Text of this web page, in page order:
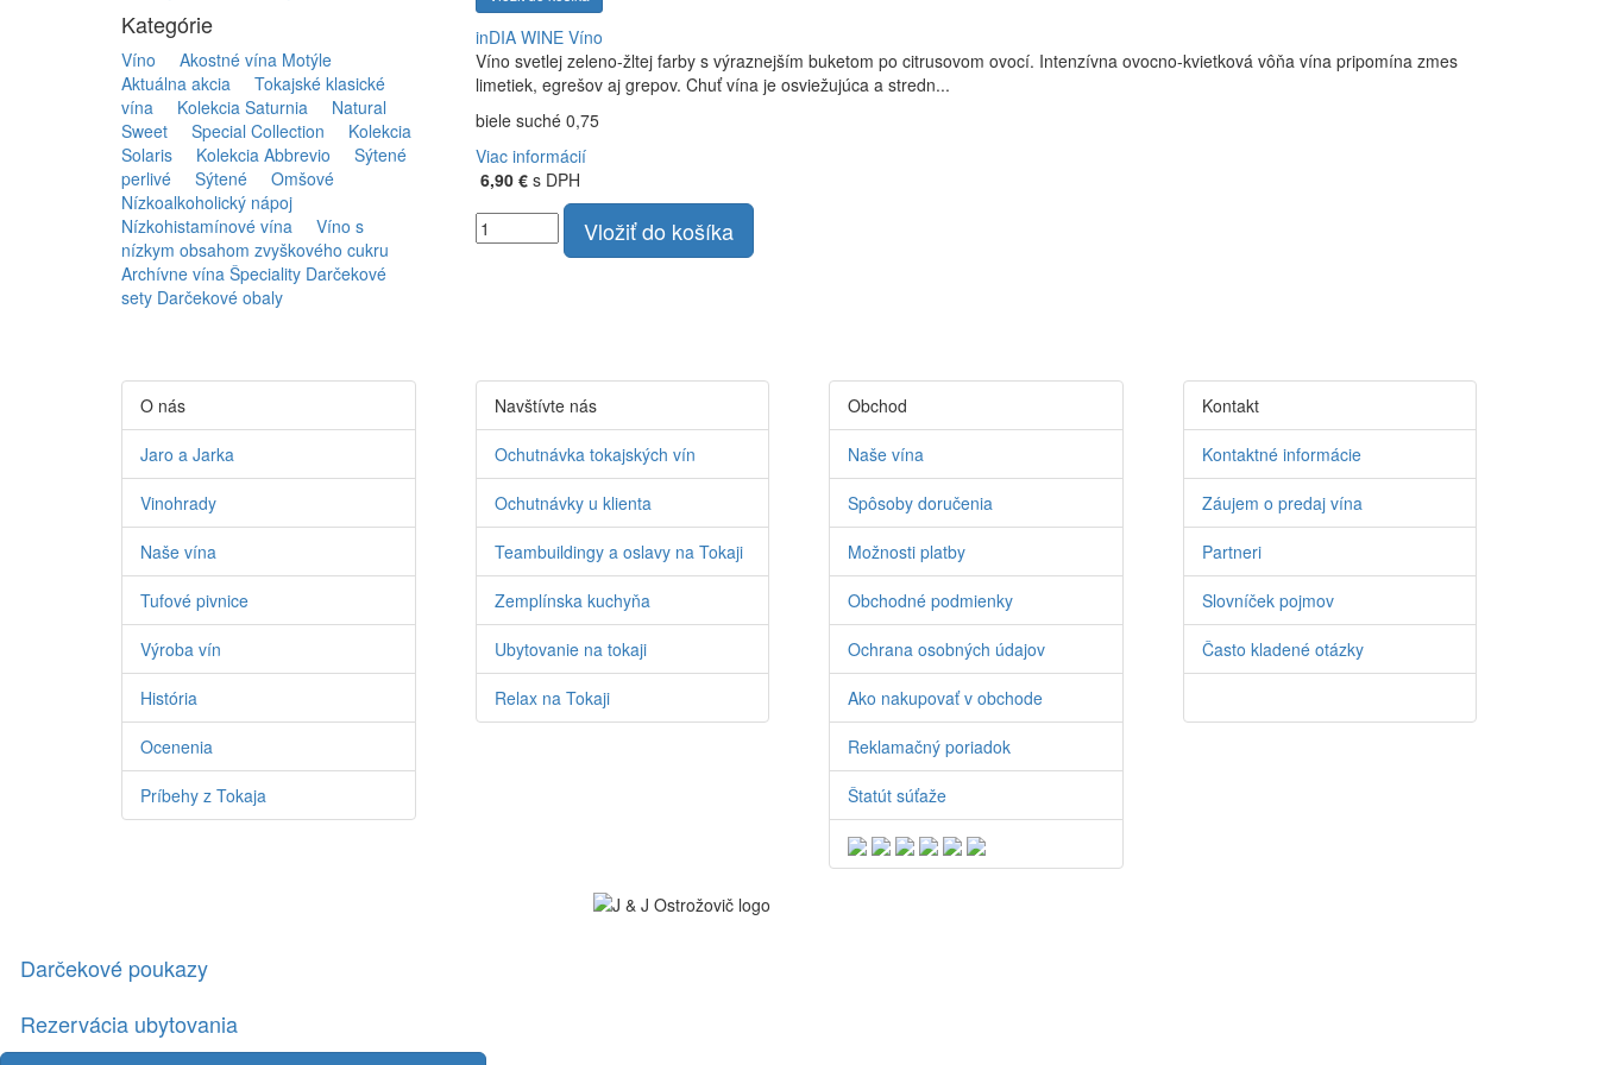
Kategórie
Víno
Akostné vína Motýle
Aktuálna akcia
Tokajské klasické
vína
Kolekcia Saturnia
Natural
Sweet
Special Collection
Kolekcia
Solaris
Kolekcia Abbrevio
Sýtené
perlivé
Sýtené
Omšové
Nízkoalkoholický nápoj
Nízkohistamínové vína
Víno s
nízkym obsahom zvyškového cukru
Archívne vína Špeciality Darčekové
sety Darčekové obaly
inDIA WINE Víno
Víno svetlej zeleno-žltej farby s výraznejším buketom po citrusovom ovocí. Intenzívna ovocno-kvietková vôňa vína pripomína zmes
limetiek, egrešov aj grepov. Chuť vína je osviežujúca a stredn...
biele suché 0,75
Viac informácií
6,90 €s DPH
Vložiť do košíka
O nás
Jaro a Jarka
Vinohrady
Naše vína
Tufové pivnice
Výroba vín
História
Ocenenia
Príbehy z Tokaja
Navštívte nás
Ochutnávka tokajských vín
Ochutnávky u klienta
Teambuildingy a oslavy na Tokaji
Zemplínska kuchyňa
Ubytovanie na tokaji
Relax na Tokaji
Obchod
Naše vína
Spôsoby doručenia
Možnosti platby
Obchodné podmienky
Ochrana osobných údajov
Ako nakupovať v obchode
Reklamačný poriadok
Štatút súťaže
Kontakt
Kontaktné informácie
Záujem o predaj vína
Partneri
Slovníček pojmov
Často kladené otázky
Darčekové poukazy
Rezervácia ubytovania